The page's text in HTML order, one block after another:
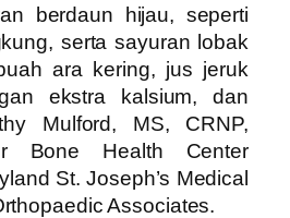
berdaun hijau, seperti
serta sayuran lobak
ara kering, jus jeruk
ekstra kalsium, dan
Mulford, MS, CRNP,
Bone Health Center
St. Joseph’s Medical
Associates.